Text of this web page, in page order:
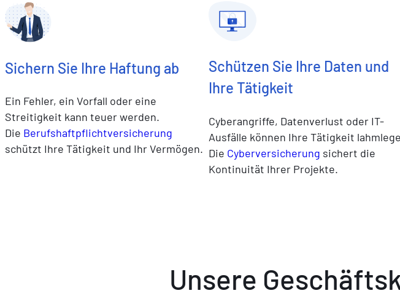
Sichern Sie Ihre Haftung ab
Ein Fehler, ein Vorfall oder eine
Streitigkeit kann teuer werden.
Die Berufshaftpflichtversicherung
schützt Ihre Tätigkeit und Ihr Vermögen.
Schützen Sie Ihre Daten und
Ihre Tätigkeit
Cyberangriffe, Datenverlust oder IT-
Ausfälle können Ihre Tätigkeit
Die Cyberversicherung sichert die
Kontinuität Ihrer Projekte.
Unsere